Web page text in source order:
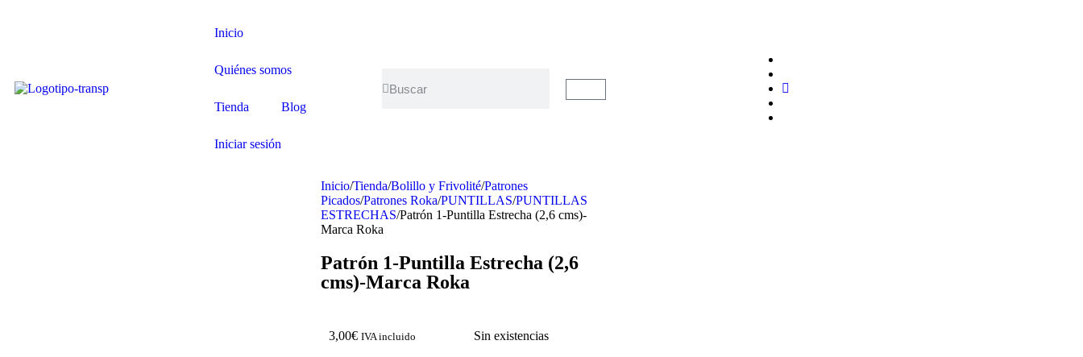
Inicio
Quiénes somos
Tienda Blog
Iniciar sesión
Inicio/Tienda/Bolillo y Frivolité/Patrones
Picados/Patrones Roka/PUNTILLAS/PUNTILLAS
ESTRECHAS/Patrón 1-Puntilla Estrecha (2,6 cms)-
Marca Roka
Patrón 1-Puntilla Estrecha (2,6
cms)-Marca Roka
3,00€ IVA incluido Sin existencias